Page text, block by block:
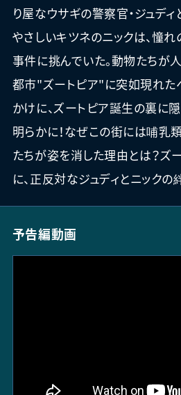
り屋なウサギの警察官・ジュデ
やさしいキツネのニックは、憧
事件に挑んでいた。動物たちが
都市"ズートピア"に突如現れた
かけに、ズートピア誕生の裏に
明らかに！なぜこの街には哺乳
たちが姿を消した理由とは？ズ
に、正反対なジュディとニック
予告編動画